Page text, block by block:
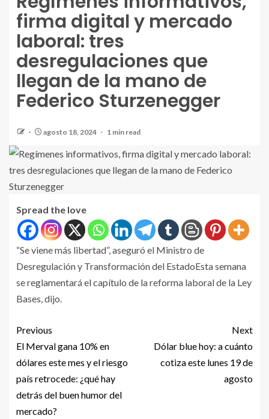
firma digital y mercado
laboral: tres
desregulaciones que
llegan de la mano de
Federico Sturzenegger
agosto 18, 2024 1 min read
Spread the love
“Se viene más libertad”, aseguró el Ministro de
Desregulación y Transformación del EstadoEsta semana
se reglamentará el capítulo de la reforma laboral de la Ley
Bases, dijo.
Previous
El Merval gana 10% en
dólares este mes y el riesgo
país retrocede: ¿qué hay
detrás del buen humor del
mercado?
Next
Dólar blue hoy: a cuánto
cotiza este lunes 19 de
agosto